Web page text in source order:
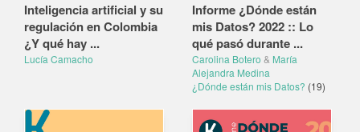
Inteligencia artificial y su
regulación en Colombia
¿Y qué hay ...
Lucía Camacho
Informe ¿Dónde están
mis Datos? 2022 :: Lo
qué pasó durante ...
Carolina Botero & María
Alejandra Medina
¿Dónde están mis Datos? (19)